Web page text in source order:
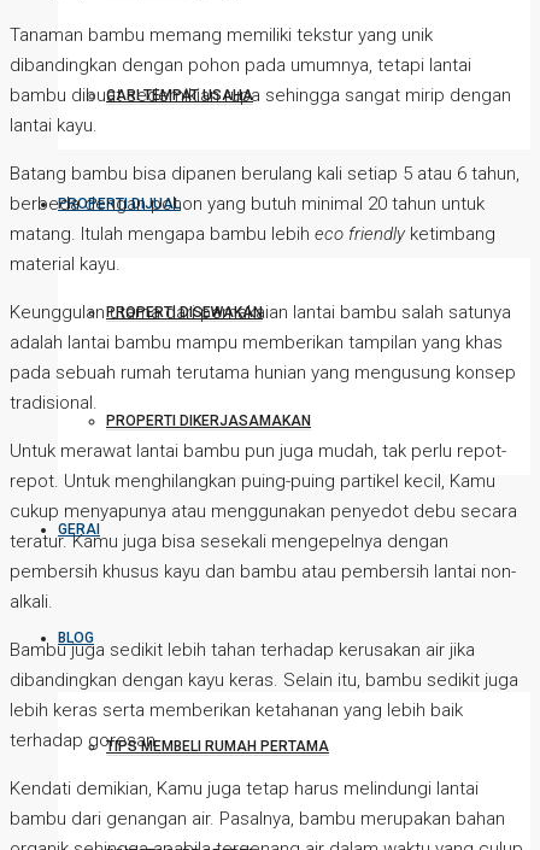
CARI TEMPAT USAHA
PROPERTI DIJUAL
PROPERTI DISEWAKAN
PROPERTI DIKERJASAMAKAN
GERAI
BLOG
TIPS MEMBELI RUMAH PERTAMA
Tanaman bambu memang memiliki tekstur yang unik
dibandingkan dengan pohon pada umumnya, tetapi lantai
bambu dibuat sedemikian rupa sehingga sangat mirip dengan
lantai kayu.
Batang bambu bisa dipanen berulang kali setiap 5 atau 6 tahun,
berbeda dengan pohon yang butuh minimal 20 tahun untuk
matang. Itulah mengapa bambu lebih eco friendly ketimbang
material kayu.
Keunggulan utama dari pemakaian lantai bambu salah satunya
adalah lantai bambu mampu memberikan tampilan yang khas
pada sebuah rumah terutama hunian yang mengusung konsep
tradisional.
Untuk merawat lantai bambu pun juga mudah, tak perlu repot-
repot. Untuk menghilangkan puing-puing partikel kecil, Kamu
cukup menyapunya atau menggunakan penyedot debu secara
teratur. Kamu juga bisa sesekali mengepelnya dengan
pembersih khusus kayu dan bambu atau pembersih lantai non-
alkali.
Bambu juga sedikit lebih tahan terhadap kerusakan air jika
dibandingkan dengan kayu keras. Selain itu, bambu sedikit juga
lebih keras serta memberikan ketahanan yang lebih baik
terhadap goresan.
Kendati demikian, Kamu juga tetap harus melindungi lantai
bambu dari genangan air. Pasalnya, bambu merupakan bahan